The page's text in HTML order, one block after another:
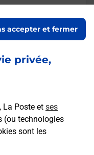
privée,
La Poste et ses
(ou technologies
sont les
accepter et fermer